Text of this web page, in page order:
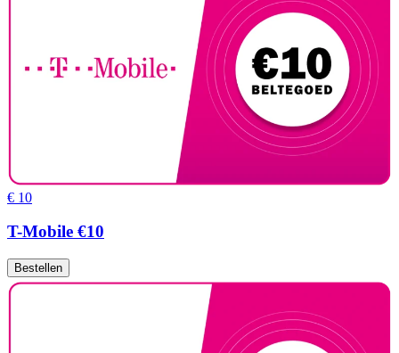
€ 10
T-Mobile €10
Bestellen